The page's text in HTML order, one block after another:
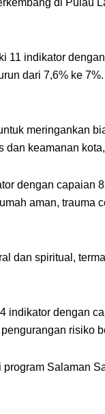
11 indikator
dari 7,6% ke
meringankan
keamanan
dengan capaian
aman, trauma
dan spiritual,
indikator dengan
risiko
Salaman